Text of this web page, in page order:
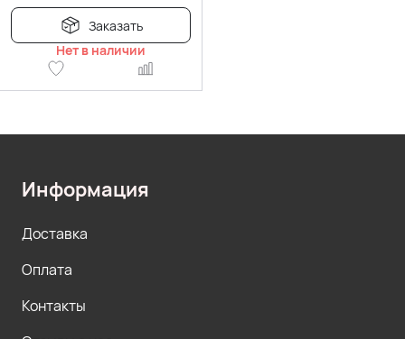
Заказать
Нет в наличии
Информация
Доставка
Оплата
Контакты